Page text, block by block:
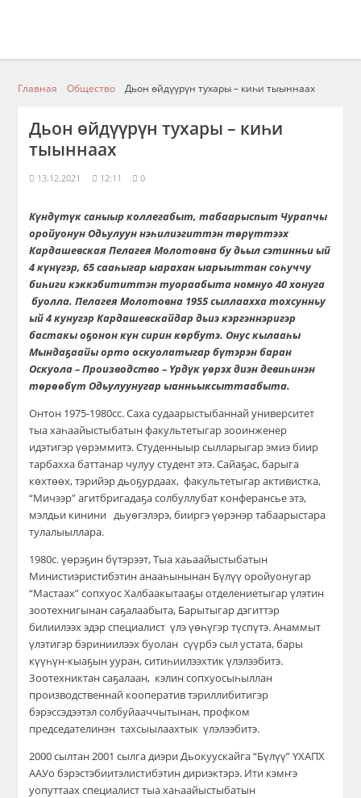
Главная Общество Дьон өйдүүрүн тухары – киһи тыыннаах
Дьон өйдүүрүн тухары – киһи
тыыннаах
13.12.2021 12:11 0
Күндүтүк саныыр коллегабыт, табаарыспыт Чурапчы
оройуонун Одьулуун нэһилиэгиттэн төрүттээх
Кардашевская Пелагея Молотовна бу дьыл сэтинньи ый
4 күнүгэр, 65 сааһыгар ыарахан ыарыыттан соһуччу
биһиги кэккэбититтэн туораабыта номнуо 40 хонуга
буолла. Пелагея Молотовна 1955 сыллаахха тохсунньу
ый 4 кунугэр Кардашевскайдар дьиэ кэргэннэригэр
бастакы оҕонон күн сирин көрбутэ. Онус кылааһы
Мындаҕаайы орто оскуолатыгар бүтэрэн баран
Оскуола – Производство – Үрдүк үөрэх диэн девиһинэн
төрөөбүт Одьулуунугарыанньыксыттаабыта.
Онтон 1975-1980сс. Саха судаарыстыбаннай университет
тыа хаһаайыстыбатын факультетыгар зооинженер
идэтигэрүөрэммитэ. Студенныыр сылларыгар эмиэ биир
тарбахха баттанар чулуу студент этэ. Сайаҕас, барыга
көхтөөх, тэрийэр дьоҕурдаах, факультетыгар активистка,
“Мичээр” агитбригадаҕа солбуллубат конферансье этэ,
мэлдьи кинини дьуөгэлэрэ,бииргэ үөрэнэр табаарыстара
тулалыыллара.
1980с. үөрэҕин бүтэрээт, Тыа хаьаайыстыбатын
Министиэристибэтинанааһынынан Бүлүү оройуонугар
“Мастаах” сопхуосХалбаакытааҕы отделениетыгарүлэтин
зоотехнигынан саҕалаабыта, Барытыгар дэгиттэр
билиилээх эдэр специалист үлэ үөһүгэр түспүтэ. Анаммыт
үлэтигэр бэриниилээх буолан сүүрбэсыл устата, бары
күүһүн-кыаҕын ууран,ситиһиилээхтик үлэлээбитэ.
Зоотехниктан саҕалаан, кэлин сопхуосыһыллан
производственнай кооператив тэриллибитигэр
бэрэссэдээтэлсолбуйааччытынан, профком
председателинэн тахсыылаахтык үлэлээбитэ.
2000 сылтан 2001 сылга диэри Дьокуускайга “Бүлүү” ҮХАПХ
ААУо бэрэстэбиитэлистибэтин дириэктэрэ. Ити кэмҥэ
уопуттаах специалист тыа хаһаайыстыбатын